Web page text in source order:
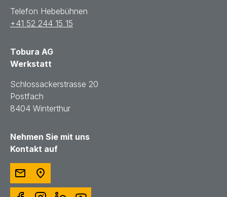
Telefon Hebebühnen
+41 52 244 15 15
Tobura AG
Werkstatt
Schlossackerstrasse 20
Postfach
8404 Winterthur
Nehmen Sie mit uns
Kontakt auf